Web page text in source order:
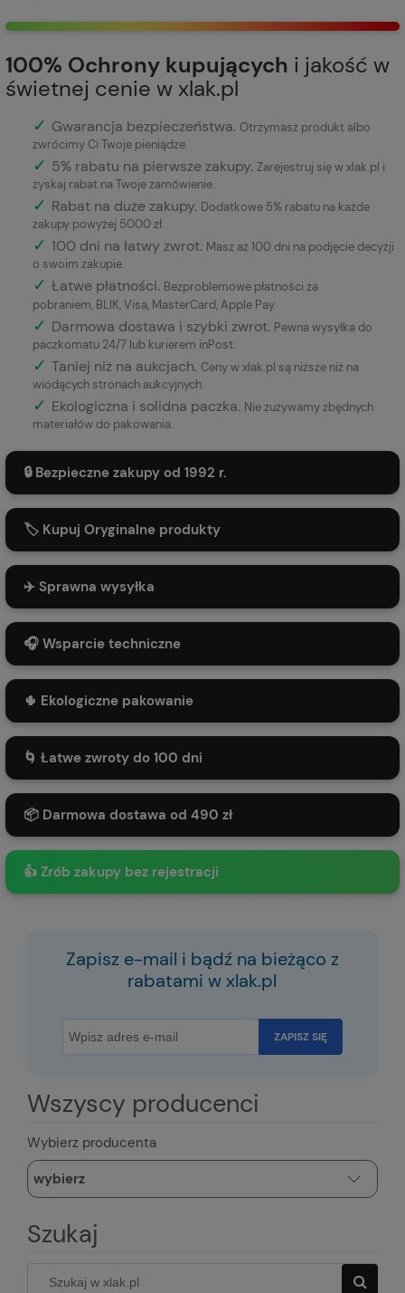
100% Ochrony kupujących i jakość w
świetnej cenie w xlak.pl
✓ Gwarancja bezpieczeństwa. Otrzymasz produkt albo
zwrócimy Ci Twoje pieniądze.
✓ 5% rabatu na pierwsze zakupy. Zarejestruj się w xlak.pl i
zyskaj rabat na Twoje zamówienie.
✓ Rabat na duże zakupy. Dodatkowe 5% rabatu na każde
zakupy powyżej 5000 zł.
✓ 100 dni na łatwy zwrot. Masz aż 100 dni na podjęcie decyzji
o swoim zakupie.
✓ Łatwe płatności. Bezproblemowe płatności za
pobraniem, BLIK, Visa, MasterCard, Apple Pay.
✓ Darmowa dostawa i szybki zwrot. Pewna wysyłka do
paczkomatu 24/7 lub kurierem inPost.
✓ Taniej niż na aukcjach. Ceny w xlak.pl są niższe niż na
wiodących stronach aukcyjnych.
✓ Ekologiczna i solidna paczka. Nie zużywamy zbędnych
materiałów do pakowania.
🔒 Bezpieczne zakupy od 1992 r.
🏷️ Kupuj Oryginalne produkty
✈️ Sprawna wysyłka
🎧 Wsparcie techniczne
🌵 Ekologiczne pakowanie
🌀 Łatwe zwroty do 100 dni
📦 Darmowa dostawa od 490 zł
👍 Zrób zakupy bez rejestracji
Zapisz e-mail i bądź na bieżąco z
rabatami w xlak.pl
ZAPISZ SIĘ
Wszyscy producenci
Wybierz producenta
Szukaj